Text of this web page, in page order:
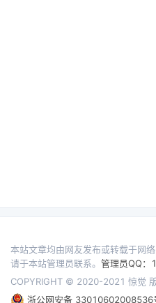
本站文章均由网友发布或转载于网
请于本站管理员联系。 管理员QQ
COPYRIGHT © 2020-2021 惊觉
浙公网安备 33010602008536